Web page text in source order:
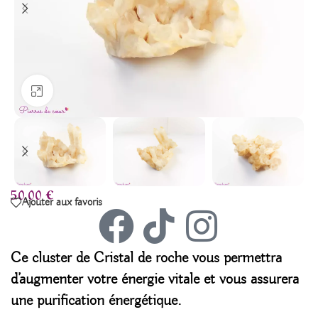
50,00€
Ajouter aux favoris
Ce clusterde Cristal de rochevous permettra
d’augmenter votre énergie vitale et vous assurera
une purification énergétique.